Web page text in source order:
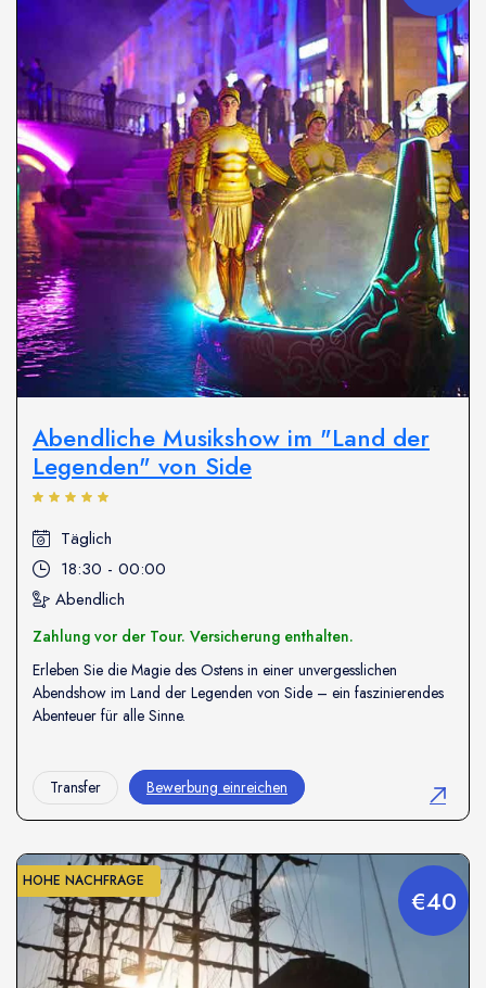
Abendliche Musikshow im "Land der
Legenden" von Side
Täglich
18:30 - 00:00
Abendlich
Zahlung vor der Tour. Versicherung enthalten.
Erleben Sie die Magie des Ostens in einer unvergesslichen
Abendshow im Land der Legenden von Side – ein faszinierendes
Abenteuer für alle Sinne.
Transfer Bewerbung einreichen
€40
HOHE NACHFRAGE